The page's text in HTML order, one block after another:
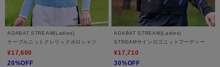
ADABAT STREAM(Ladies)
ケーブルニットクレリックポロシャツ
¥17,600
20%OFF
ADABAT STREAM(Ladies)
STREAMサインロゴニットフーディー
¥17,710
30%OFF